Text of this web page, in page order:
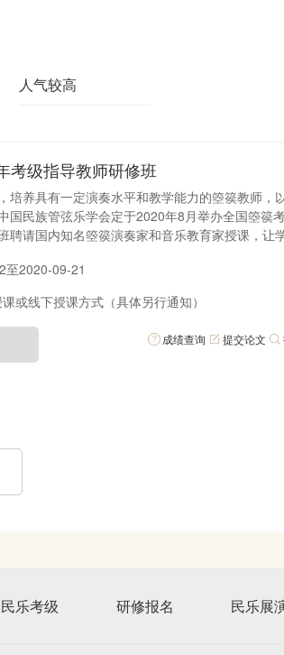
人气较高
考级指导教师研修班
培养具有一定演奏水平和教学能力的箜篌教师，
国民族管弦乐学会定于2020年8月举办全国箜篌
聘请国内知名箜篌演奏家和音乐教育家授课，让
奏水平和教学能力的箜篌教师，以满足广大箜篌
会定于2020年8月举办全国箜篌考级指导教师研
篌演奏家和音乐教育家授课，让学员能通过集中
和理论水平有较大的提高。
至2020-09-21
或线下授课方式（具体另行通知）
成绩查询 提交论文
民乐考级 研修报名 民乐展